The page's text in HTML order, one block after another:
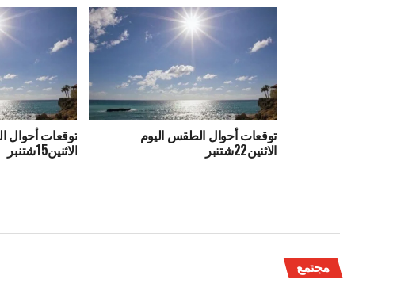
توقعات أحوال الطقس اليوم
الاثنين22شتنبر
توقعات أحوال
الاثنين15شتنبر
مجتمع